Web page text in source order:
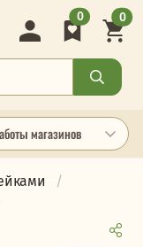
магазинов
0 0